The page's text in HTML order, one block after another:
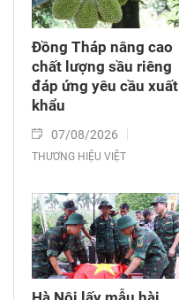
Đồng Tháp nâng cao
chất lượng sầu riêng
đáp ứng yêu cầu xuất
khẩu
07/08/2026
THƯƠNG HIỆU VIỆT